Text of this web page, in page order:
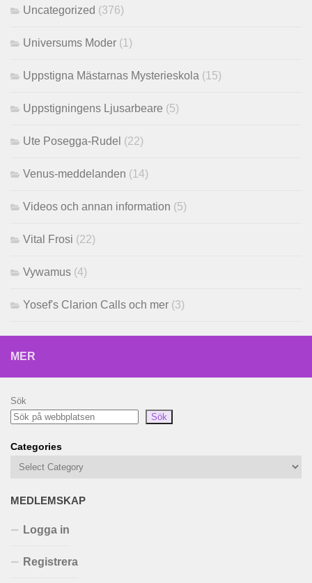
Uncategorized (376)
Universums Moder (1)
Uppstigna Mästarnas Mysterieskola (15)
Uppstigningens Ljusarbeare (5)
Ute Posegga-Rudel (22)
Venus-meddelanden (14)
Videos och annan information (5)
Vital Frosi (22)
Vywamus (4)
Yosef's Clarion Calls och mer (3)
MER
Sök
Sök
Categories
MEDLEMSKAP
Logga in
Registrera